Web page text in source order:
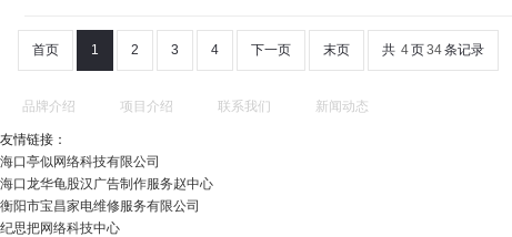
首页 1 2 3 4 下一页 末页 共 4页34条记录
品牌介绍 项目介绍 联系我们 新闻动态
友情链接：
海口亭似网络科技有限公司
海口龙华龟股汉广告制作服务赵中心
衡阳市宝昌家电维修服务有限公司
纪思把网络科技中心